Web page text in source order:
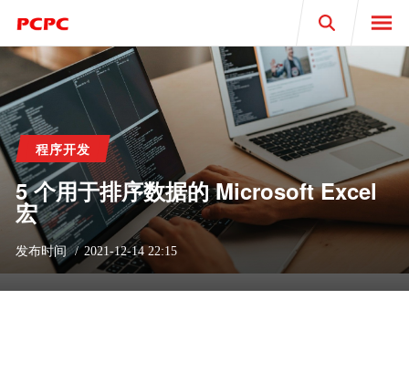
Search
程序开发
5 个用于排序数据的 Microsoft Excel
宏
发布时间 2021-12-14 22:15